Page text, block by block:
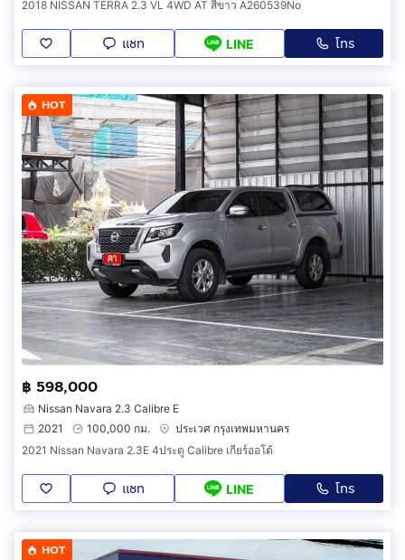
2018 NISSAN TERRA 2.3 VL 4WD AT สีขาว A260539No
แชท LINE โทร
HOT
฿ 598,000
Nissan Navara 2.3 Calibre E
2021
100,000 กม.
ประเวศ กรุงเทพมหานคร
2021 Nissan Navara 2.3E 4ประตู Calibre เกียร์ออโต้
แชท LINE โทร
HOT